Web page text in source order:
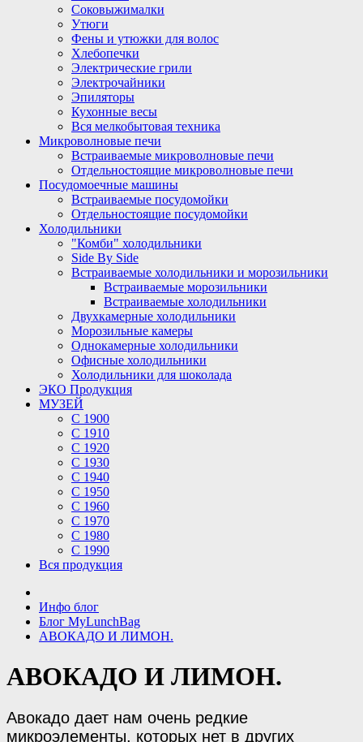
Соковыжималки
Утюги
Фены и утюжки для волос
Хлебопечки
Электрические грили
Электрочайники
Эпиляторы
Кухонные весы
Вся мелкобытовая техника
Микроволновые печи
Встраиваемые микроволновые печи
Отдельностоящие микроволновые печи
Посудомоечные машины
Встраиваемые посудомойки
Отдельностоящие посудомойки
Холодильники
"Комби" холодильники
Side By Side
Встраиваемые холодильники и морозильники
Встраиваемые морозильники
Встраиваемые холодильники
Двухкамерные холодильники
Морозильные камеры
Однокамерные холодильники
Офисные холодильники
Холодильники для шоколада
ЭКО Продукция
МУЗЕЙ
С 1900
С 1910
C 1920
С 1930
С 1940
С 1950
С 1960
С 1970
С 1980
С 1990
Вся продукция
Инфо блог
Блог MyLunchBag
АВОКАДО И ЛИМОН.
АВОКАДО И ЛИМОН.
Авокадо дает нам очень редкие
микроэлементы, которых нет в других